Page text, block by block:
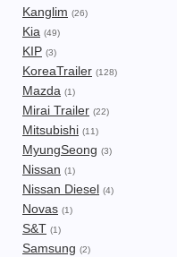
Kanglim (26)
Kia (49)
KIP (3)
KoreaTrailer (128)
Mazda (1)
Mirai Trailer (22)
Mitsubishi (11)
MyungSeong (3)
Nissan (1)
Nissan Diesel (4)
Novas (1)
S&T (1)
Samsung (2)